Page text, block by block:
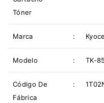
Tóner
Marca :
Modelo : TK-
Código De
Fábrica
: